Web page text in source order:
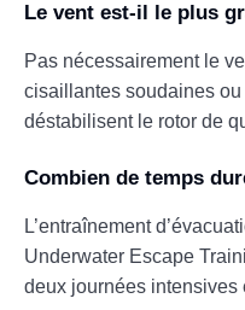
Le vent est-il le plus
Pas nécessairement le
cisaillantes soudaines
déstabilisent le rotor de
Combien de temps
L’entraînement
Underwater Escape
deux journées intensives